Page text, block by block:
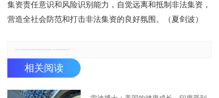
集资责任意识和风险识别能力，自觉远离和抵制非法集资，
营造全社会防范和打击非法集资的良好氛围。（夏剑波）
相关阅读